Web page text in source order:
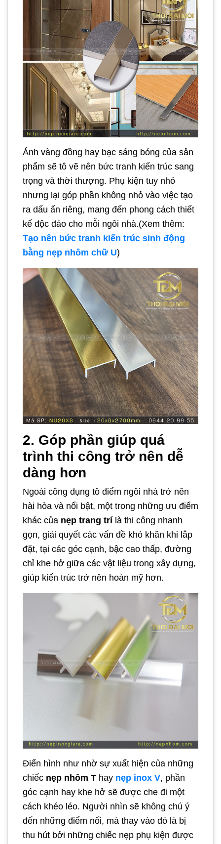
Ánh vàng đồng hay bạc sáng bóng của sản
phẩm sẽ tô vẽ nên bức tranh kiến trúc sang
trọng và thời thượng. Phụ kiện tuy nhỏ
nhưng lại góp phần không nhỏ vào việc tạo
ra dấu ấn riêng, mang đến phong cách thiết
kế độc đáo cho mỗi ngôi nhà.(Xem thêm:
Tạo nên bức tranh kiến trúc sinh động
bằng nẹp nhôm chữ U)
2. Góp phần giúp quá
trình thi công trở nên dễ
dàng hơn
Ngoài công dụng tô điểm ngôi nhà trở nên
hài hòa và nổi bật, một trong những ưu điểm
khác của nẹp trang trílà thi công nhanh
gọn, giải quyết các vấn đề khó khăn khi lắp
đặt, tại các góc cạnh, bậc cao thấp, đường
chỉ khe hở giữa các vật liệu trong xây dựng,
giúp kiến trúc trở nên hoàn mỹ hơn.
Điển hình như nhờ sự xuất hiện của những
chiếc nẹp nhôm T hay nẹp inox V, phần
góc cạnh hay khe hở sẽ được che đi một
cách khéo léo. Người nhìn sẽ không chú ý
đến những điểm nối, mà thay vào đó là bị
thu hút bởi những chiếc nẹp phụ kiện được